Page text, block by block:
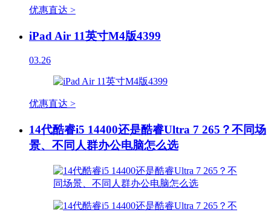
优惠直达 >
iPad Air 11英寸M4版4399
03.26
优惠直达 >
14代酷睿i5 14400还是酷睿Ultra 7 265？不同场
景、不同人群办公电脑怎么选